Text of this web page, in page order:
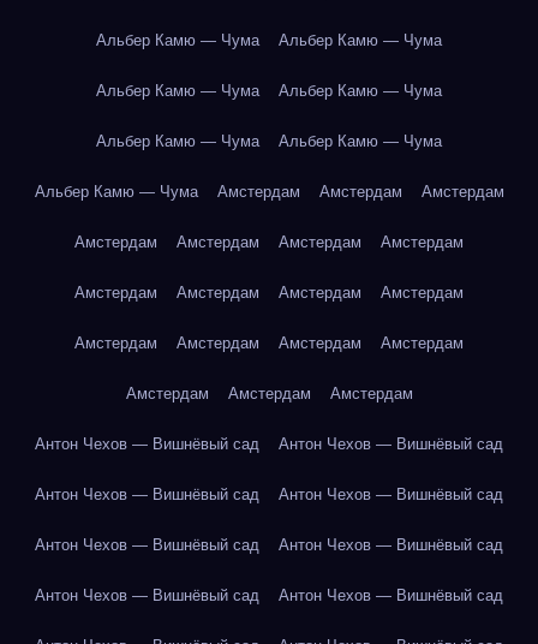
Альбер Камю — Чума Альбер Камю — Чума
Альбер Камю — Чума Альбер Камю — Чума
Альбер Камю — Чума Альбер Камю — Чума
Альбер Камю — Чума Амстердам Амстердам Амстердам
Амстердам Амстердам Амстердам Амстердам
Амстердам Амстердам Амстердам Амстердам
Амстердам Амстердам Амстердам Амстердам
Амстердам Амстердам Амстердам
Антон Чехов — Вишнёвый сад Антон Чехов — Вишнёвый сад
Антон Чехов — Вишнёвый сад Антон Чехов — Вишнёвый сад
Антон Чехов — Вишнёвый сад Антон Чехов — Вишнёвый сад
Антон Чехов — Вишнёвый сад Антон Чехов — Вишнёвый сад